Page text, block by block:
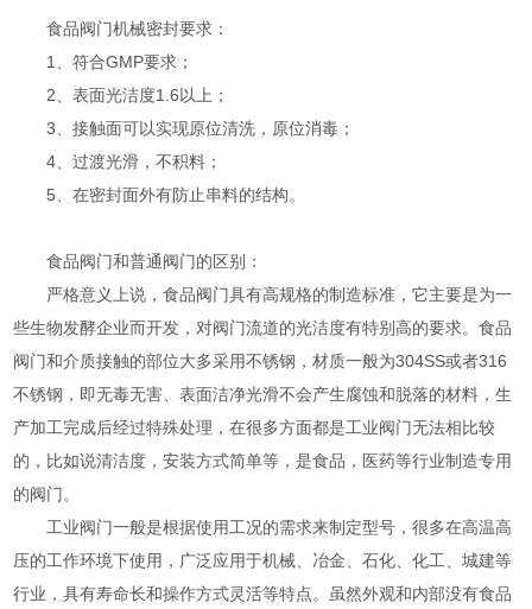
食品阀门机械密封要求：
1、符合GMP要求；
2、表面光洁度1.6以上；
3、接触面可以实现原位清洗，原位消毒；
4、过渡光滑，不积料；
5、在密封面外有防止串料的结构。
食品阀门和普通阀门的区别：
严格意义上说，食品阀门具有高规格的制造标准，它主要是为一
些生物发酵企业而开发，对阀门流道的光洁度有特别高的要求。食品
阀门和介质接触的部位大多采用不锈钢，材质一般为304SS或者316
不锈钢，即无毒无害、表面洁净光滑不会产生腐蚀和脱落的材料，生
产加工完成后经过特殊处理，在很多方面都是工业阀门无法相比较
的，比如说清洁度，安装方式简单等，是食品，医药等行业制造专用
的阀门。
工业阀门一般是根据使用工况的需求来制定型号，很多在高温高
压的工作环境下使用，广泛应用于机械、冶金、石化、化工、城建等
行业，具有寿命长和操作方式灵活等特点。虽然外观和内部没有食品